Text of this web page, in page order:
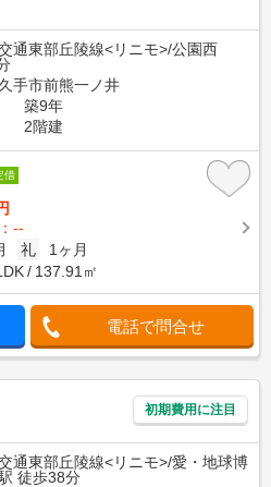
通東部丘陵線<リニモ>/公園西
手市前熊一ノ井
築9年
2階建
借
--
礼
1ヶ月
137.91㎡
電話で問合せ
初期費用に注目
通東部丘陵線<リニモ>/愛・地球博
徒歩38分